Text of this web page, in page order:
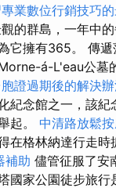
業數位行銷技巧
的群島，一年中
它擁有365。 傳
á-L'eau公墓
證過期後的解決
紀念館之一，該紀
起。 中清路放鬆
在格林納達行走時
補助 儘管征服了安
國家公園徒步旅行